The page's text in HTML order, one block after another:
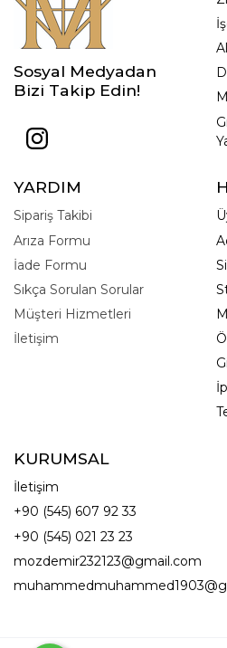
Sosyal Medyadan
Bizi Takip Edin!
YARDIM
Sipariş Takibi
Arıza Formu
İade Formu
Sıkça Sorulan Sorular
Müşteri Hizmetleri
İletişim
KURUMSAL
İletişim
+90 (545) 607 92 33
+90 (545) 021 23 23
mozdemir232123@gmail.com